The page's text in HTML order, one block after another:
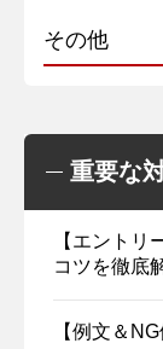
その他
重要な
【エントリ
コツを徹底
【例文＆